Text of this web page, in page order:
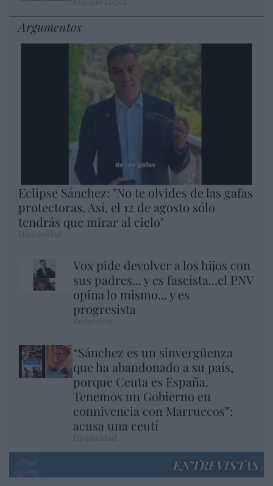
Argumentos
Eclipse Sánchez: "No te olvides de las gafas
protectoras. Así, el 12 de agosto sólo
tendrás que mirar al cielo"
Vox pide devolver a los hijos con
sus padres... y es fascista...el PNV
opina lo mismo... y es
progresista
“Sánchez es un sinvergüenza
que ha abandonado a su país,
porque Ceuta es España.
Tenemos un Gobierno en
connivencia con Marruecos”:
acusa una ceutí
ENTREVISTAS